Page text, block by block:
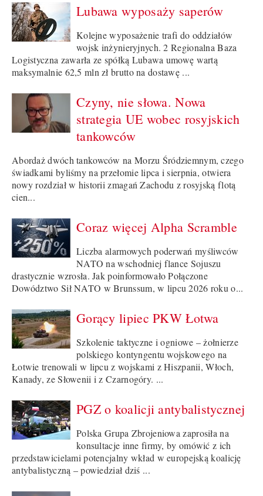
Lubawa wyposaży saperów
Kolejne wyposażenie trafi do oddziałów
wojsk inżynieryjnych. 2 Regionalna Baza
Logistyczna zawarła ze spółką Lubawa umowę wartą
maksymalnie 62,5 mln zł brutto na dostawę ...
Czyny, nie słowa. Nowa
strategia UE wobec rosyjskich
tankowców
Abordaż dwóch tankowców na Morzu Śródziemnym, czego
świadkami byliśmy na przełomie lipca i sierpnia, otwiera
nowy rozdział w historii zmagań Zachodu z rosyjską flotą
cien...
Coraz więcej Alpha Scramble
Liczba alarmowych poderwań myśliwców
NATO na wschodniej flance Sojuszu
drastycznie wzrosła. Jak poinformowało Połączone
Dowództwo Sił NATO w Brunssum, w lipcu 2026 roku o...
Gorący lipiec PKW Łotwa
Szkolenie taktyczne i ogniowe – żołnierze
polskiego kontyngentu wojskowego na
Łotwie trenowali w lipcu z wojskami z Hiszpanii, Włoch,
Kanady, ze Słowenii i z Czarnogóry. ...
PGZ o koalicji antybalistycznej
Polska Grupa Zbrojeniowa zaprosiła na
konsultacje inne firmy, by omówić z ich
przedstawicielami potencjalny wkład w europejską koalicję
antybalistyczną – powiedział dziś ...